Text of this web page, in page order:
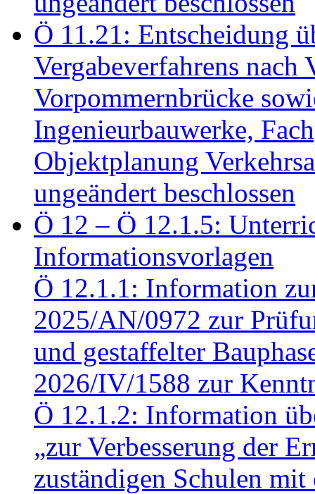
Ö 11.21: Entscheidung
Vergabeverfahrens
Vorpommernbrücke
Ingenieurbauwerke,
Objektplanung
ungeändert beschlossen
Ö 12 – Ö 12.1.5:
Informationsvorlagen
Ö 12.1.1: Information
2025/AN/0972 zur
und gestaffelter
2026/IV/1588 zur
Ö 12.1.2: Information
„zur Verbesserung der
zuständigen Schulen